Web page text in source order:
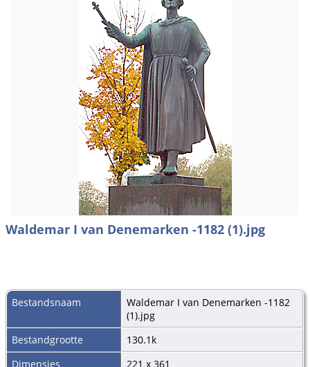
Waldemar I van Denemarken -1182 (1).jpg
Bestandsnaam
Waldemar I van Denemarken -1182
(1).jpg
Bestandgrootte
130.1k
Dimensies
221 x 361